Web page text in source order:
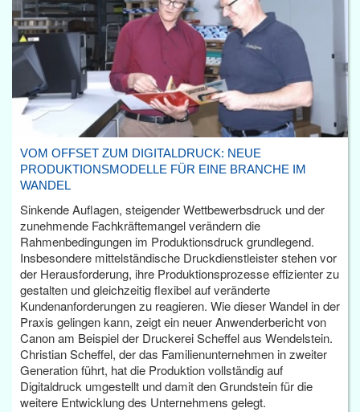
VOM OFFSET ZUM DIGITALDRUCK: NEUE
PRODUKTIONSMODELLE FÜR EINE BRANCHE IM
WANDEL
Sinkende Auflagen, steigender Wettbewerbsdruck und der
zunehmende Fachkräftemangel verändern die
Rahmenbedingungen im Produktionsdruck grundlegend.
Insbesondere mittelständische Druckdienstleister stehen vor
der Herausforderung, ihre Produktionsprozesse effizienter zu
gestalten und gleichzeitig flexibel auf veränderte
Kundenanforderungen zu reagieren. Wie dieser Wandel in der
Praxis gelingen kann, zeigt ein neuer Anwenderbericht von
Canon am Beispiel der Druckerei Scheffel aus Wendelstein.
Christian Scheffel, der das Familienunternehmen in zweiter
Generation führt, hat die Produktion vollständig auf
Digitaldruck umgestellt und damit den Grundstein für die
weitere Entwicklung des Unternehmens gelegt.